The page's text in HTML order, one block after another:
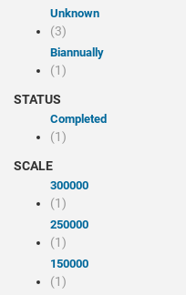
Unknown
(3)
Biannually
(1)
STATUS
Completed
(1)
SCALE
300000
(1)
250000
(1)
150000
(1)